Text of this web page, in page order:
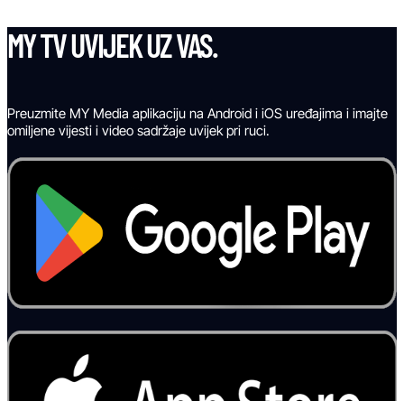
MY TV UVIJEK UZ VAS.
Preuzmite MY Media aplikaciju na Android i iOS uređajima i imajte
omiljene vijesti i video sadržaje uvijek pri ruci.